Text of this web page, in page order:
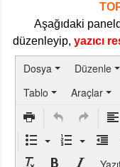
Aşağıdaki
düzenleyip, yazıcı